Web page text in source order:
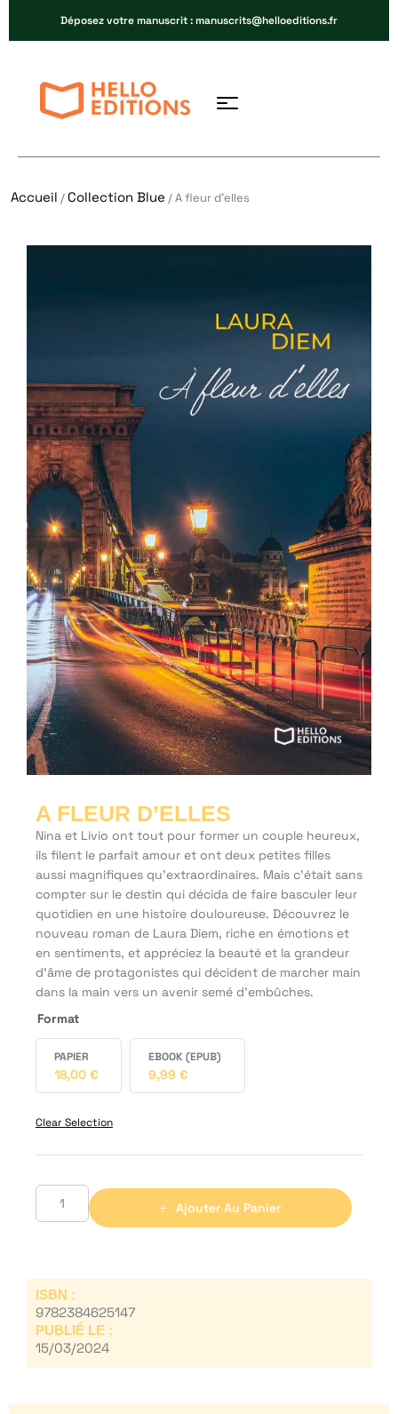
Déposez votre manuscrit : manuscrits@helloeditions.fr
Accueil /Collection Blue / A fleur d’elles
A FLEUR D’ELLES
Nina et Livio ont tout pour former un couple heureux,
ils filent le parfait amour et ont deux petites filles
aussi magnifiques qu’extraordinaires. Mais c’était sans
compter sur le destin qui décida de faire basculer leur
quotidien en une histoire douloureuse. Découvrez le
nouveau roman de Laura Diem, riche en émotions et
en sentiments, et appréciez la beauté et la grandeur
d’âme de protagonistes qui décident de marcher main
dans la main vers un avenir semé d’embûches.
Format
PAPIER
18,00 €
EBOOK (EPUB)
9,99 €
Clear Selection
Ajouter Au Panier
ISBN :
9782384625147
PUBLIÉ LE :
15/03/2024